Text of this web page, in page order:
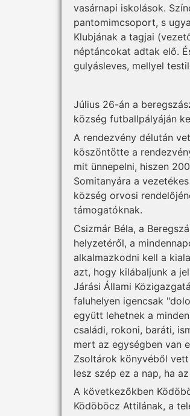
vasárnapi iskolások.
pantomimcsoport, s
Klubjának a tagjai
néptáncokat adtak elő.
gulyásleves, mellyel
Július 26-án a
község futballpályáján
A rendezvény délután
köszöntötte a
mit ünnepelni, hiszen
Somitanyára a
község orvosi
támogatóknak.
Csizmár Béla, a
helyzetéről, a
alkalmazkodni kell a
azt, hogy kilábaljunk a
Járási Állami
faluhelyen igencsak
együtt lehetnek a
családi, rokoni, baráti,
mert az egységben van
Zsoltárok könyvéből
lesz szép ez a nap, ha
A következőkben
Ködöböcz Attilának, a